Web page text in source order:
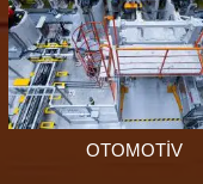
NÜKLEER ENERJİ